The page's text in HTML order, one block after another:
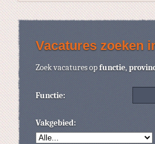
Vacatures zoeken
Zoek vacatures opfunctie,
Functie:
Vakgebied: